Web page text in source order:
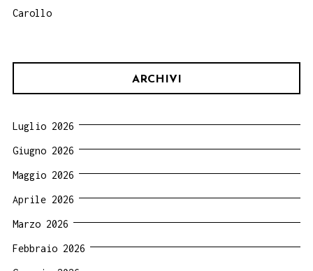
Carollo
ARCHIVI
Luglio 2026
Giugno 2026
Maggio 2026
Aprile 2026
Marzo 2026
Febbraio 2026